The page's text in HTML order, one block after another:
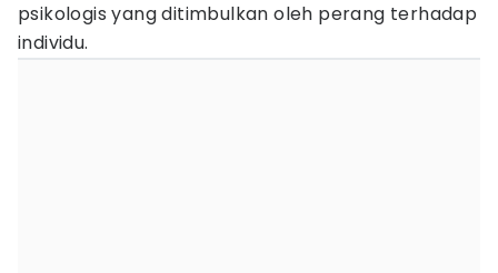
psikologis yang ditimbulkan oleh perang terhadap
individu.